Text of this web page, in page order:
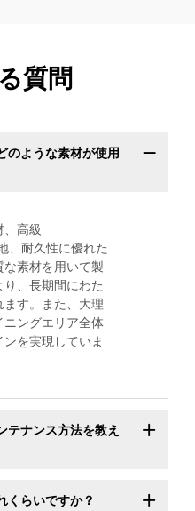
質問
のような素材が使用
高級
耐久性に優れた
素材を用いて製
、長期間にわた
す。また、大理
ングエリア全体
を実現していま
テナンス方法を教え
くらいですか？